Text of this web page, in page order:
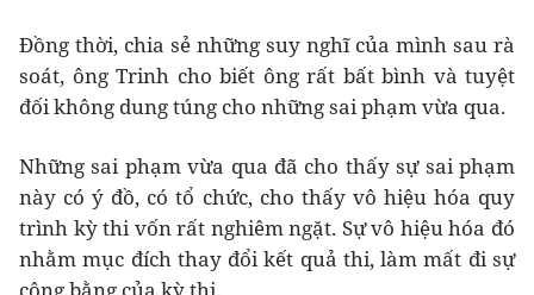
Đồng thời, chia sẻ những suy nghĩ của mình sau rà
soát, ông Trinh cho biết ông rất bất bình và tuyệt
đối không dung túng cho những sai phạm vừa qua.
Những sai phạm vừa qua đã cho thấy sự sai phạm
này có ý đồ, có tổ chức, cho thấy vô hiệu hóa quy
trình kỳ thi vốn rất nghiêm ngặt. Sự vô hiệu hóa đó
nhằm mục đích thay đổi kết quả thi, làm mất đi sự